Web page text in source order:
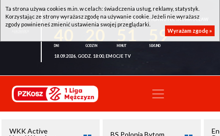
WKK ACTIVE HOTEL WROCŁAW - KSK QEMETICA NOTEĆ INOWROCŁAW
59
18.09.2026, GODZ. 18:00, EMOCJE TV
WKK Active
Ta strona używa cookies m.in. w celach: świadczenia usług, reklamy, statystyk.
Korzystając ze strony wyrażasz zgodę na używanie cookie. Jeżeli nie wyrażasz
zgody powinieneś zmienić ustawienia swojej przeglądarki.
Wyrażam zgodę »